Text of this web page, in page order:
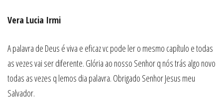
Vera Lucia Irmi
A palavra de Deus é viva e eficaz vc pode ler o mesmo capítulo e todas
as vezes vai ser diferente. Glória ao nosso Senhor q nós trás algo novo
todas as vezes q lemos dia palavra. Obrigado Senhor Jesus meu
Salvador.